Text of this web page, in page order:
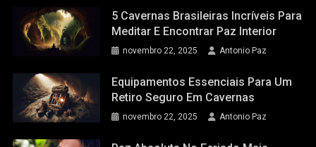
5 Cavernas Brasileiras Incríveis Para
Meditar E Encontrar Paz Interior
novembro 22, 2025 Antonio Paz
Equipamentos Essenciais Para Um
Retiro Seguro Em Cavernas
novembro 22, 2025 Antonio Paz